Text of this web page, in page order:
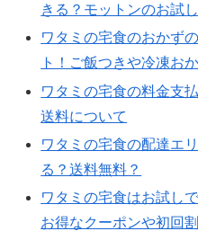
きる？モットンのお試
ワタミの宅食のおかず
ト！ご飯つきや冷凍お
ワタミの宅食の料金支
送料について
ワタミの宅食の配達エ
る？送料無料？
ワタミの宅食はお試し
お得なクーポンや初回